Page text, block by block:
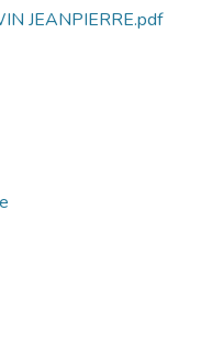
JEANPIERRE.pdf